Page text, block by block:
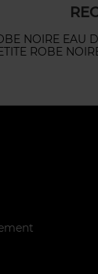
NOIRE EAU
ROBE